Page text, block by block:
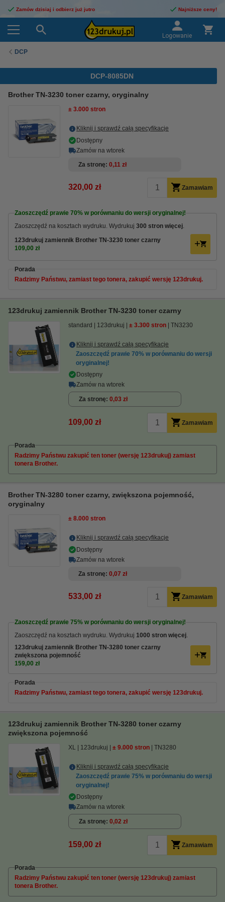
Zamów dzisiaj i odbierz już jutro Najniższe ceny!
Logowanie
DCP
DCP-8085DN
Brother TN-3230 toner czarny, oryginalny
± 3.000 stron
Kliknij i sprawdź całą specyfikacje
Dostępny
Zamów na wtorek
Za stronę 0,11 zł
320,00 zł Zamawiam
Zaoszczędź prawie 70% w porównaniu do wersji oryginalnej!
Zaoszczędź na kosztach wydruku. Wydrukuj 300 stron więcej.
123drukuj zamiennik Brother TN-3230 toner czarny
109,00 zł
Porada
Radzimy Państwu, zamiast tego tonera, zakupić wersję 123drukuj.
123drukuj zamiennik Brother TN-3230 toner czarny
standard 123drukuj ± 3.300 stron TN3230
Kliknij i sprawdź całą specyfikacje
Zaoszczędź prawie 70% w porównaniu do wersji
oryginalnej!
Dostępny
Zamów na wtorek
Za stronę 0,03 zł
109,00 zł Zamawiam
Porada
Radzimy Państwu zakupić ten toner (wersję 123drukuj) zamiast
tonera Brother.
Brother TN-3280 toner czarny, zwiększona pojemność,
oryginalny
± 8.000 stron
Kliknij i sprawdź całą specyfikacje
Dostępny
Zamów na wtorek
Za stronę 0,07 zł
533,00 zł Zamawiam
Zaoszczędź prawie 75% w porównaniu do wersji oryginalnej!
Zaoszczędź na kosztach wydruku. Wydrukuj 1000 stron więcej.
123drukuj zamiennik Brother TN-3280 toner czarny
zwiększona pojemność
159,00 zł
Porada
Radzimy Państwu, zamiast tego tonera, zakupić wersję 123drukuj.
123drukuj zamiennik Brother TN-3280 toner czarny
zwiększona pojemność
XL 123drukuj ± 9.000 stron TN3280
Kliknij i sprawdź całą specyfikacje
Zaoszczędź prawie 75% w porównaniu do wersji
oryginalnej!
Dostępny
Zamów na wtorek
Za stronę 0,02 zł
159,00 zł Zamawiam
Porada
Radzimy Państwu zakupić ten toner (wersję 123drukuj) zamiast
tonera Brother.